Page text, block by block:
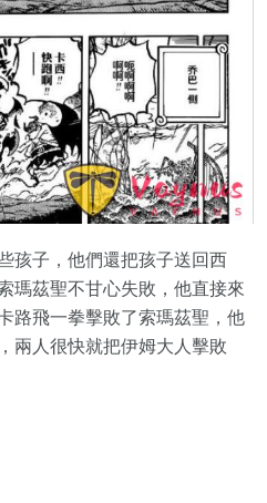
孩子，他們還把孩子送回西
瑪茲聖不甘心失敗，他直接來
路飛一拳擊敗了索瑪茲聖，他
兩人很快就把伊姆大人擊敗